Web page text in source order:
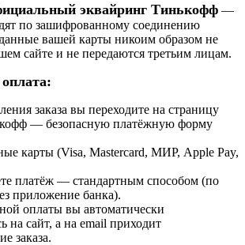
эквайринг Тинькофф —
по зашифрованному соединению
вашей карты никоим образом не
сайте и не передаются третьим лицам.
заказа вы переходите на страницу
— безопасную платёжную форму
карты (Visa, Mastercard, МИР, Apple Pay,
платёж — стандартным способом (по
приложение банка).
оплаты вы автоматически
на сайт, а на email приходит
заказа.